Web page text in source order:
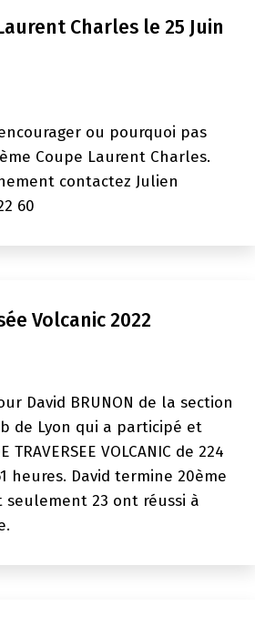
Charles le 25 Juin
ou pourquoi pas
Coupe Laurent Charles.
contactez Julien
60
Volcanic 2022
David BRUNON de la section
de Lyon qui a participé et
VOLCANIC de 224
heures. David termine 20ème
23 ont réussi à